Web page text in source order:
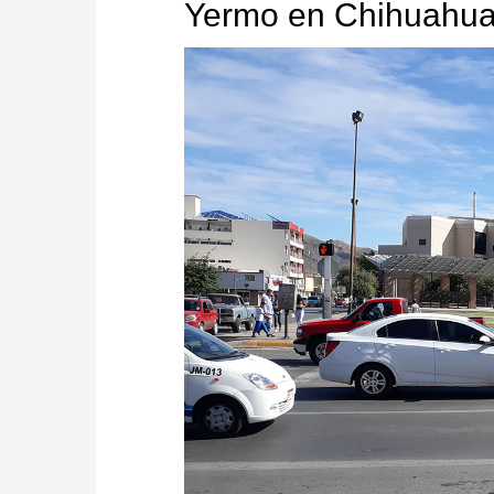
Yermo en